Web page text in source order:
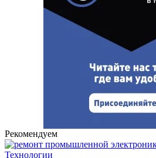
Рекомендуем
Технологии